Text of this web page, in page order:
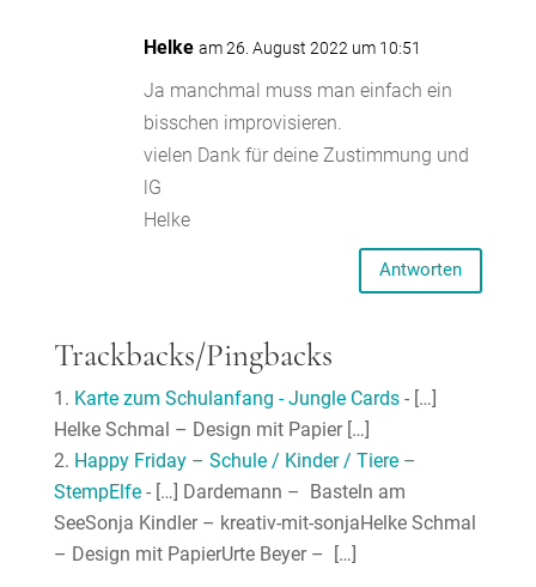
Helke am 26. August 2022 um 10:51
Ja manchmal muss man einfach ein
bisschen improvisieren.
vielen Dank für deine Zustimmung und
lG
Helke
Antworten
Trackbacks/Pingbacks
Karte zum Schulanfang - Jungle Cards- […]
Helke Schmal – Design mit Papier […]
Happy Friday – Schule / Kinder / Tiere –
StempElfe- […] Dardemann – Basteln am
SeeSonja Kindler – kreativ-mit-sonjaHelke Schmal
– Design mit PapierUrte Beyer – […]